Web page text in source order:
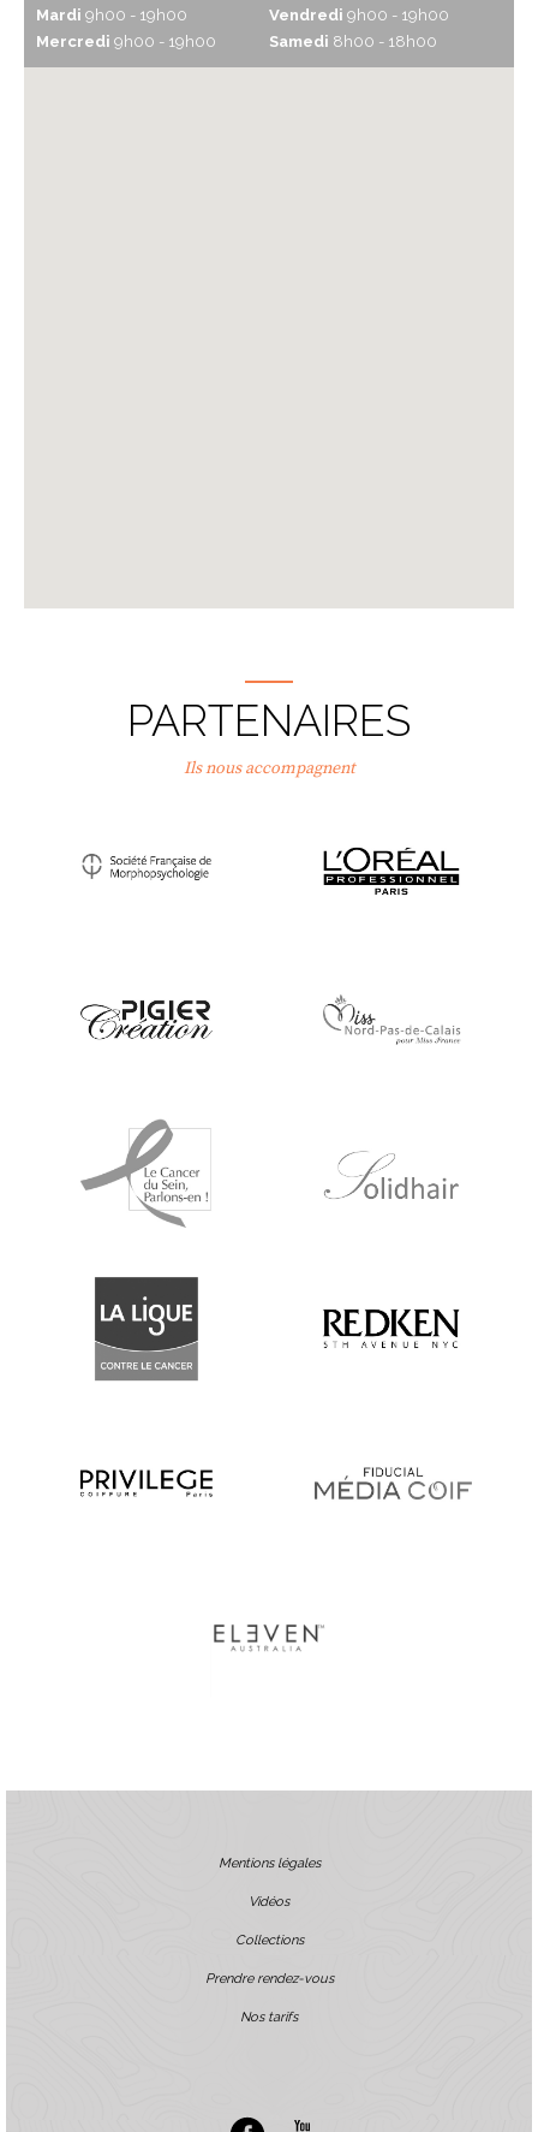
Mardi 9h00 - 19h00
Mercredi 9h00 - 19h00
Vendredi 9h00 - 19h00
Samedi 8h00 - 18h00
PARTENAIRES
Ils nous accompagnent
Mentions légales
Vidéos
Collections
Prendre rendez-vous
Nos tarifs